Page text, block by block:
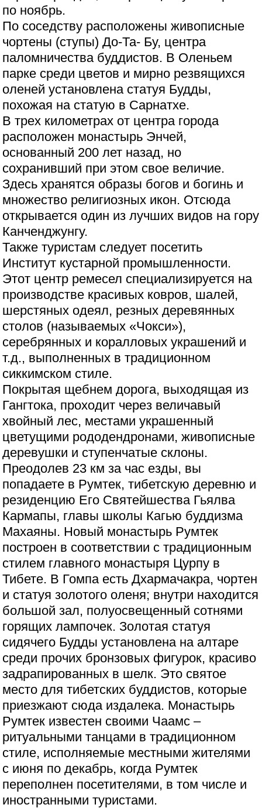
по ноябрь.
По соседству расположены живописные
чортены (ступы) До-Та- Бу, центра
паломничества буддистов. В Оленьем
парке среди цветов и мирно резвящихся
оленей установлена статуя Будды,
похожая на статую в Сарнатхе.
В трех километрах от центра города
расположен монастырь Энчей,
основанный 200 лет назад, но
сохранивший при этом свое величие.
Здесь хранятся образы богов и богинь и
множество религиозных икон. Отсюда
открывается один из лучших видов на гору
Канченджунгу.
Также туристам следует посетить
Институт кустарной промышленности.
Этот центр ремесел специализируется на
производстве красивых ковров, шалей,
шерстяных одеял, резных деревянных
столов (называемых «Чокси»),
серебрянных и коралловых украшений и
т.д., выполненных в традиционном
сиккимском стиле.
Покрытая щебнем дорога, выходящая из
Гангтока, проходит через величавый
хвойный лес, местами украшенный
цветущими рододендронами, живописные
деревушки и ступенчатые склоны.
Преодолев 23 км за час езды, вы
попадаете в Румтек, тибетскую деревню и
резиденцию Его Святейшества Гьялва
Кармапы, главы школы Кагью буддизма
Махаяны. Новый монастырь Румтек
построен в соответствии с традиционным
стилем главного монастыря Цурпу в
Тибете. В Гомпа есть Дхармачакра, чортен
и статуя золотого оленя; внутри находится
большой зал, полуосвещенный сотнями
горящих лампочек. Золотая статуя
сидячего Будды установлена на алтаре
среди прочих бронзовых фигурок, красиво
задрапированных в шелк. Это святое
место для тибетских буддистов, которые
приезжают сюда издалека. Монастырь
Румтек известен своими Чаамс –
ритуальными танцами в традиционном
стиле, исполняемые местными жителями
с июня по декабрь, когда Румтек
переполнен посетителями, в том числе и
иностранными туристами.